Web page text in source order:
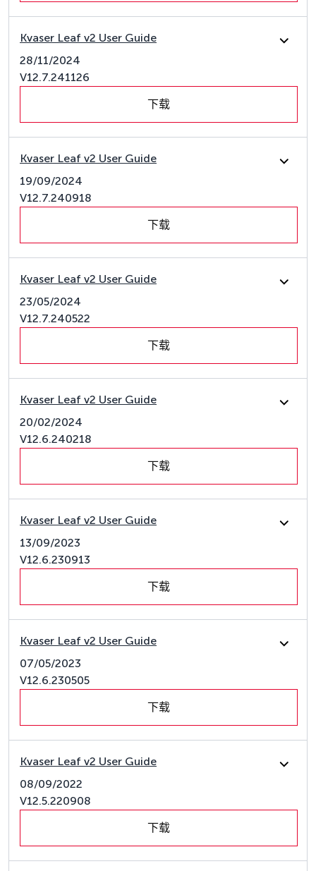
Kvaser Leaf v2 User Guide
28/11/2024
V12.7.241126
下载
Kvaser Leaf v2 User Guide
19/09/2024
V12.7.240918
下载
Kvaser Leaf v2 User Guide
23/05/2024
V12.7.240522
下载
Kvaser Leaf v2 User Guide
20/02/2024
V12.6.240218
下载
Kvaser Leaf v2 User Guide
13/09/2023
V12.6.230913
下载
Kvaser Leaf v2 User Guide
07/05/2023
V12.6.230505
下载
Kvaser Leaf v2 User Guide
08/09/2022
V12.5.220908
下载